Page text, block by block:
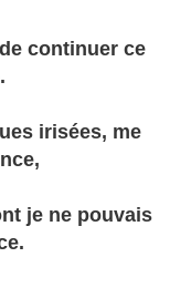
continuer ce
irisées, me
je ne pouvais